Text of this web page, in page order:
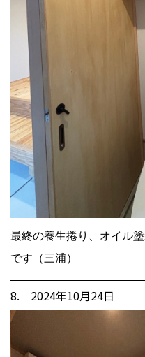
最終の養生捲り、オイル
です（三浦）
8. 2024年10月24日